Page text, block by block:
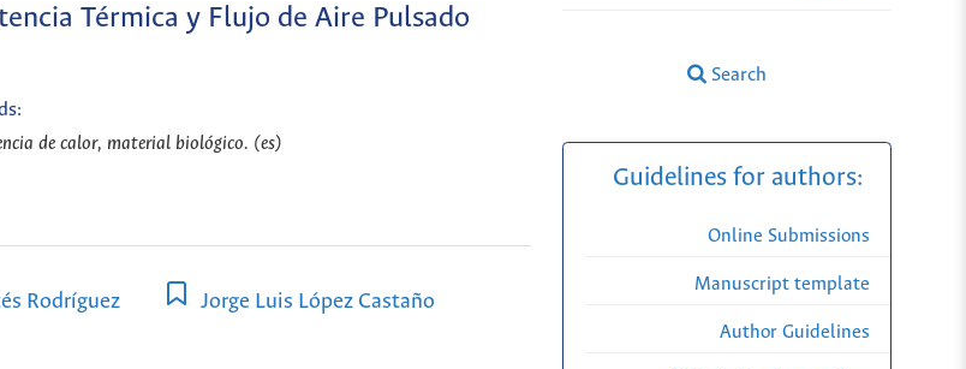
Search
Térmica y Flujo de Aire Pulsado
de calor, material biológico. (es)
Rodríguez Jorge Luis López Castaño
Guidelines for authors:
Online Submissions
Manuscript template
Author Guidelines